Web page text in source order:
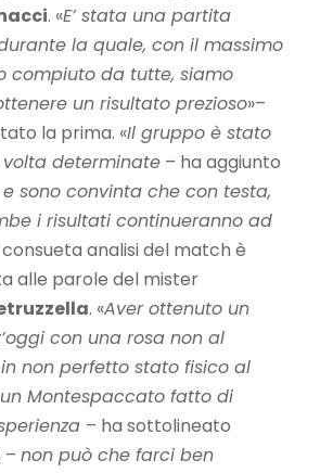
. «E’ stata una partita
la quale, con il massimo
compiuto da tutte, siamo
un risultato prezioso»–
la prima. «Il gruppo è stato
determinate– ha aggiunto
e sono convinta che con testa,
i risultati continueranno ad
consueta analisi del match è
alle parole del mister
. «Aver ottenuto un
con una rosa non al
non perfetto stato fisico al
Montespaccato fatto di
– ha sottolineato
– non può che farci ben